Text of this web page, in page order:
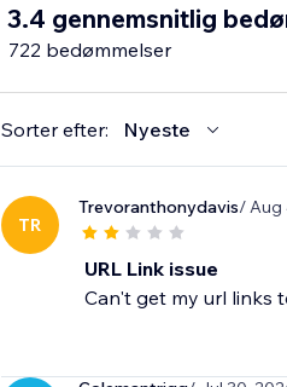
3.4 gennemsnitlig
722 bedømmelser
Sorter efter: Nyeste
TR
Trevoranthonydavis/ Aug
URL Link issue
Can't get my url links